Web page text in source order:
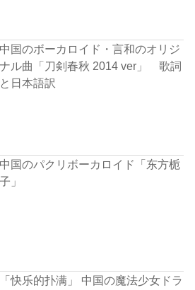
中国のボーカロイド・言和のオリジ
ナル曲「刀剣春秋 2014 ver」 歌詞
と日本語訳
中国のパクリボーカロイド「东方栀
子」
「快乐的扑满」 中国の魔法少女ドラ